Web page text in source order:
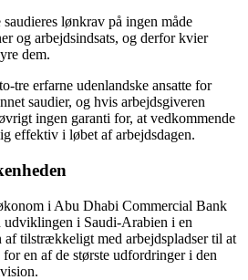
lønkrav på ingen måde
og arbejdsindsats, og derfor kvier
dem.
tre erfarne udenlandske ansatte for
saudier, og hvis arbejdsgiveren
ingen garanti for, at vedkommende
effektiv i løbet af arbejdsdagen.
i Abu Dhabi Commercial Bank
i Saudi-Arabien i en
tilstrækkeligt med arbejdspladser til at
en af de største udfordringer i den